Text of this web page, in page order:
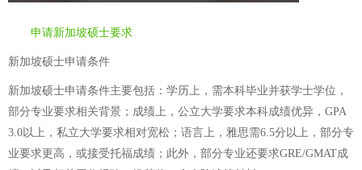
申请新加坡硕士要求
新加坡硕士申请条件
新加坡硕士申请条件主要包括：学历上，需本科毕业并获学士学位，
部分专业要求相关背景；成绩上，公立大学要求本科成绩优异，GPA
3.0以上，私立大学要求相对宽松；语言上，雅思需6.5分以上，部分专
业要求更高，或接受托福成绩；此外，部分专业还要求GRE/GMAT成